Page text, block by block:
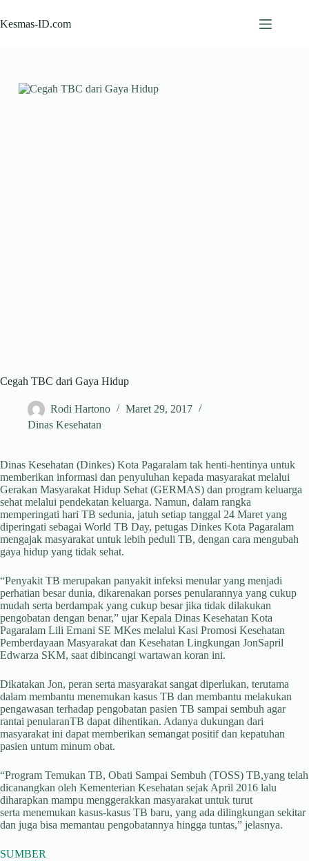
to
content
Kesmas-ID.com
Cegah TBC dari Gaya Hidup
Rodi Hartono
Maret 29, 2017
Dinas Kesehatan
Dinas Kesehatan (Dinkes) Kota Pagaralam tak henti-hentinya untuk
memberikan informasi dan penyuluhan kepada masyarakat melalui
Gerakan Masyarakat Hidup Sehat (GERMAS) dan program keluarga
sehat melalui pendekatan keluarga. Namun, dalam rangka
memperingati hari TB sedunia, jatuh setiap tanggal 24 Maret yang
diperingati sebagai World TB Day, petugas Dinkes Kota Pagaralam
mengajak masyarakat untuk lebih peduli TB, dengan cara mengubah
gaya hidup yang tidak sehat.
“Penyakit TB merupakan panyakit infeksi menular yang menjadi
perhatian besar dunia, dikarenakan porses penularannya yang cukup
mudah serta berdampak yang cukup besar jika tidak dilakukan
pengobatan dengan benar,” ujar Kepala Dinas Kesehatan Kota
Pagaralam Lili Ernani SE MKes melalui Kasi Promosi Kesehatan
Pemberdayaan Masyarakat dan Kesehatan Lingkungan JonSapril
Edwarza SKM, saat dibincangi wartawan koran ini.
Dikatakan Jon, peran serta masyarakat sangat diperlukan, terutama
dalam membantu menemukan kasus TB dan membantu melakukan
pengawasan terhadap pengobatan pasien TB sampai sembuh agar
rantai penularanTB dapat dihentikan. Adanya dukungan dari
masyarakat ini dapat memberikan semangat positif dan kepatuhan
pasien untum minum obat.
“Program Temukan TB, Obati Sampai Sembuh (TOSS) TB,yang telah
dicanangkan oleh Kementerian Kesehatan sejak April 2016 lalu
diharapkan mampu menggerakkan masyarakat untuk turut
serta menemukan kasus-kasus TB baru, yang ada dilingkungan sekitar
dan juga bisa memantau pengobatannya hingga tuntas,” jelasnya.
SUMBER